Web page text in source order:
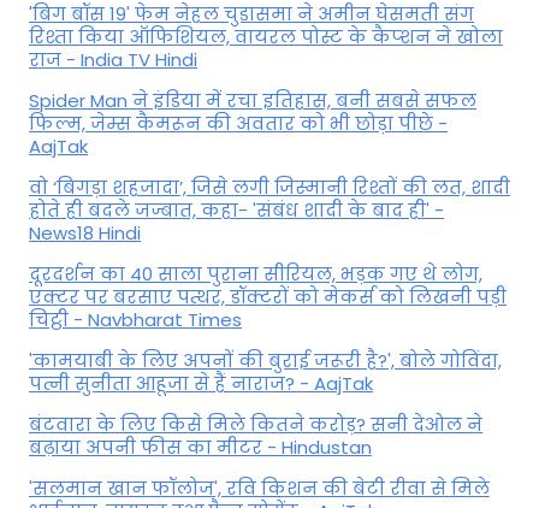
'बिग बॉस 19' फेम नेहल चुडासमा ने अमीन घेसमती संग
रिश्ता किया ऑफिशियल, वायरल पोस्ट के कैप्शन ने खोला
राज - India TV Hindi
Spider Man ने इंडिया में रचा इतिहास, बनी सबसे सफल
फिल्म, जेम्स कैमरून की अवतार को भी छोड़ा पीछे -
AajTak
वो ‘बिगड़ा शहजादा’, जिसे लगी जिस्मानी रिश्तों की लत, शादी
होते ही बदले जज्बात, कहा- 'संबंध शादी के बाद ही' -
News18 Hindi
दूरदर्शन का 40 साला पुराना सीरियल, भड़क गए थे लोग,
एक्टर पर बरसाए पत्थर, डॉक्टरों को मेकर्स को लिखनी पड़ी
चिट्ठी - Navbharat Times
'कामयाबी के लिए अपनों की बुराई जरूरी है?', बोले गोविंदा,
पत्नी सुनीता आहूजा से हैं नाराज? - AajTak
बंटवारा के लिए किसे मिले कितने करोड़? सनी देओल ने
बढ़ाया अपनी फीस का मीटर - Hindustan
'सलमान खान फॉलोज', रवि किशन की बेटी रीवा से मिले